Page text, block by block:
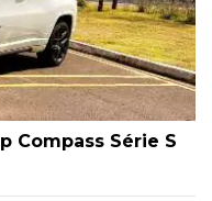
Compass Série S